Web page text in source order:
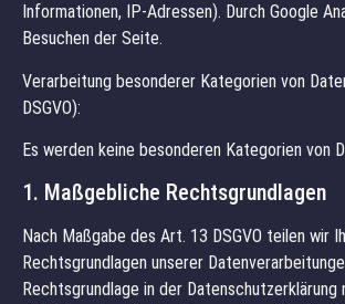
Informationen, IP-Adressen). Durch Google
Besuchen der Seite.
Verarbeitung besonderer Kategorien von
DSGVO):
Es werden keine besonderen Kategorien von
1. Maßgebliche Rechtsgrundlagen
Nach Maßgabe des Art. 13 DSGVO teilen wir
Rechtsgrundlagen unserer
Rechtsgrundlage in der Datenschutzerklärung